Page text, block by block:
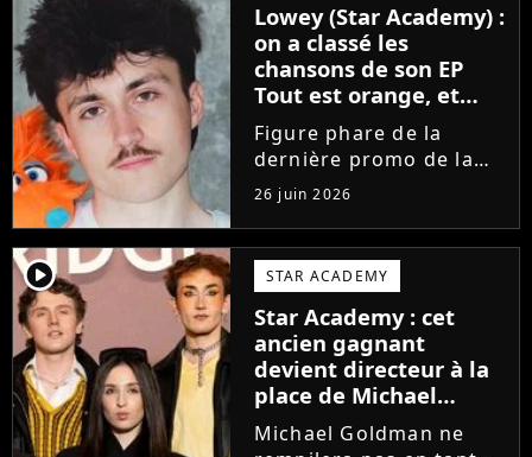
Lowey (Star Academy) :
on a classé les
chansons de son EP
Tout est orange, et
voici la meilleure !
Figure phare de la
dernière promo de la
Star Academy, Léo se
lance enfin. Sous le nom
de scène Lowey, l'artiste
de 25 ans dévoile un
premier EP énergique et
très prometteur
nommé...
26 juin 2026
player2 STAR ACADEMY
Star Academy : cet
ancien gagnant
devient directeur à la
place de Michael
Goldman ? Il donne
enfin sa réponse
Michael Goldman ne